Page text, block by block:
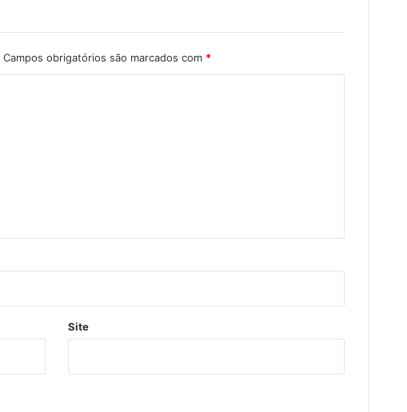
Campos obrigatórios são marcados com *
Site